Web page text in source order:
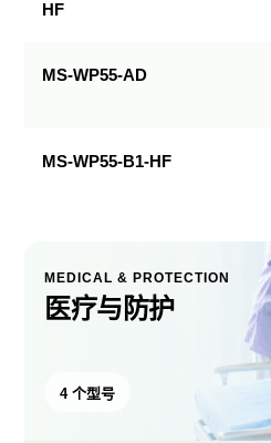
HF
MS-WP55-AD
MS-WP55-B1-HF
MEDICAL & PROTECTION
医疗与防护
4 个型号